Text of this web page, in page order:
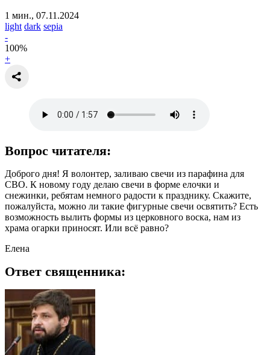
1 мин., 07.11.2024
light dark sepia
-
100%
+
Вопрос читателя:
Доброго дня! Я волонтер, заливаю свечи из парафина для
СВО. К новому году делаю свечи в форме елочки и
снежинки, ребятам немного радости к празднику. Скажите,
пожалуйста, можно ли такие фигурные свечи освятить? Есть
возможность вылить формы из церковного воска, нам из
храма огарки приносят. Или всё равно?
Елена
Ответ священника: